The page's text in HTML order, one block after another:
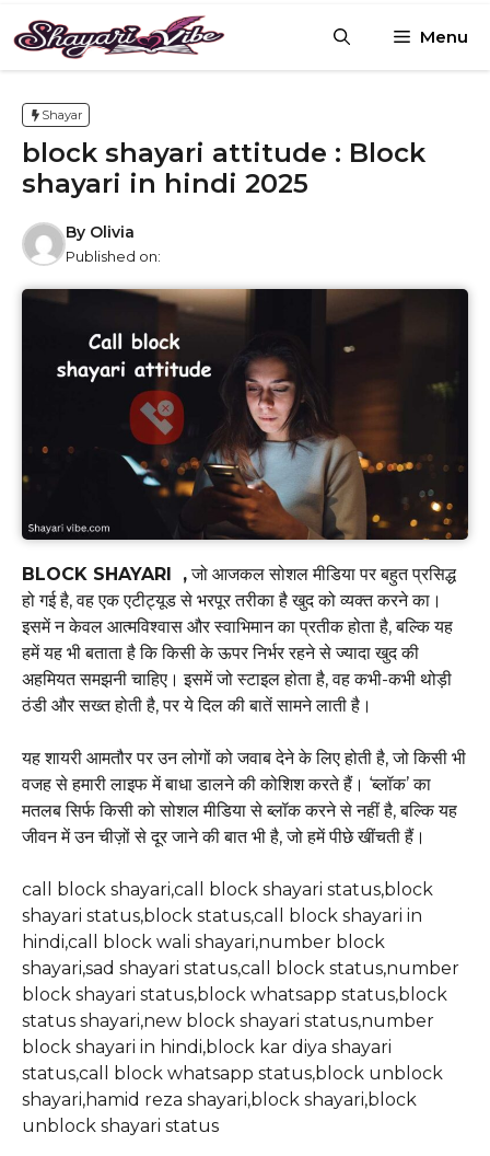
Skip
to
content
Menu
Shayar
block shayari attitude : Block
shayari in hindi 2025
By Olivia
Published on:
BLOCK SHAYARI ,जो आजकल सोशल मीडिया पर बहुत प्रसिद्ध
हो गई है, वह एक एटीट्यूड से भरपूर तरीका है खुद को व्यक्त करने का।
इसमें न केवल आत्मविश्वास और स्वाभिमान का प्रतीक होता है, बल्कि यह
हमें यह भी बताता है कि किसी के ऊपर निर्भर रहने से ज्यादा खुद की
अहमियत समझनी चाहिए। इसमें जो स्टाइल होता है, वह कभी-कभी थोड़ी
ठंडी और सख्त होती है, पर ये दिल की बातें सामने लाती है।
यह शायरी आमतौर पर उन लोगों को जवाब देने के लिए होती है, जो किसी भी
वजह से हमारी लाइफ में बाधा डालने की कोशिश करते हैं। ‘ब्लॉक’ का
मतलब सिर्फ किसी को सोशल मीडिया से ब्लॉक करने से नहीं है, बल्कि यह
जीवन में उन चीज़ों से दूर जाने की बात भी है, जो हमें पीछे खींचती हैं।
call block shayari,call block shayari status,block
shayari status,block status,call block shayari in
hindi,call block wali shayari,number block
shayari,sad shayari status,call block status,number
block shayari status,block whatsapp status,block
status shayari,new block shayari status,number
block shayari in hindi,block kar diya shayari
status,call block whatsapp status,block unblock
shayari,hamid reza shayari,block shayari,block
unblock shayari status